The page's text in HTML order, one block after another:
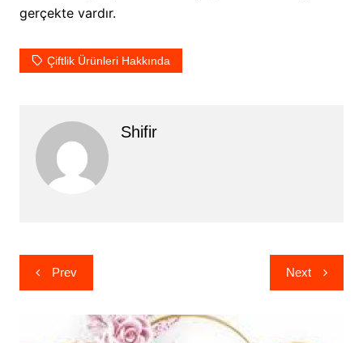
gerçekte vardır.
Çiftlik Ürünleri Hakkında
Shifir
Yazı
gezinmesi
Prev Next